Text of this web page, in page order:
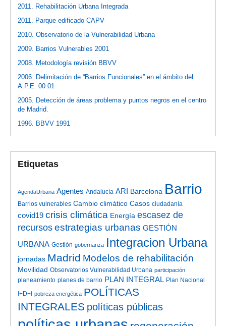
2011. Rehabilitación Urbana Integrada
2011. Parque edificado CAPV
2010. Observatorio de la Vulnerabilidad Urbana
2009. Barrios Vulnerables 2001
2008. Metodología revisión BBVV
2006. Delimitación de “Barrios Funcionales” en el ámbito del
A.P.E. 00.01
2005. Detección de áreas problema y puntos negros en el centro
de Madrid.
1996. BBVV 1991
Etiquetas
AgendaUrbana Agentes Andalucía ARI Barcelona Barrio
Barrios vulnerables Cambio climático Casos ciudadanía
covid19 crisis climática Energía escasez de
recursos estrategias urbanas GESTIÓN
URBANA Gestión gobernanza Integracion Urbana
jornadas Madrid Modelos de rehabilitación
Movilidad Observatorios Vulnerabilidad Urbana participación
planeamiento planes de barrio PLAN INTEGRAL Plan Nacional
I+D+i pobreza energética POLÍTICAS
INTEGRALES políticas públicas